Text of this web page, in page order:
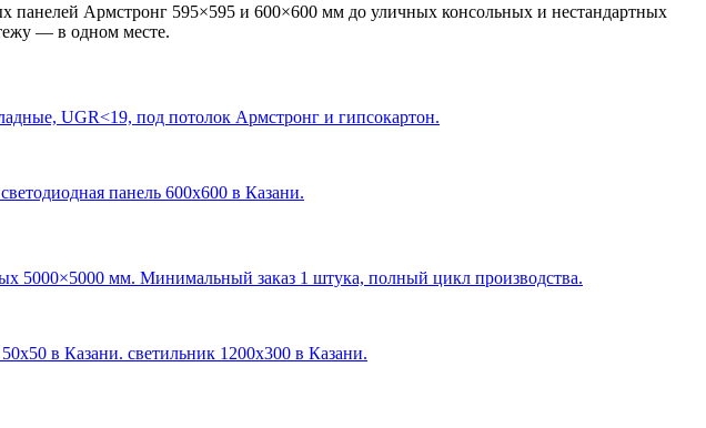
панелей Армстронг 595×595 и 600×600 мм до уличных консольных и нестандартных
— в одном месте.
UGR<19, под потолок Армстронг и гипсокартон.
панель 600х600 в Казани.
5000×5000 мм. Минимальный заказ 1 штука, полный цикл производства.
в Казани. светильник 1200х300 в Казани.